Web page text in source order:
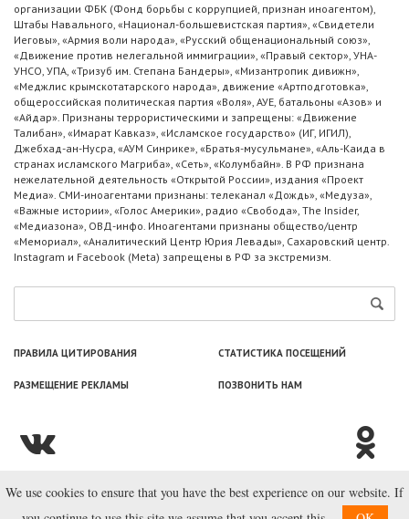
организации ФБК (Фонд борьбы с коррупцией, признан иноагентом),
Штабы Навального, «Национал-большевистская партия», «Свидетели
Иеговы», «Армия воли народа», «Русский общенациональный союз»,
«Движение против нелегальной иммиграции», «Правый сектор», УНА-
УНСО, УПА, «Тризуб им. Степана Бандеры», «Мизантропик дивижн»,
«Меджлис крымскотатарского народа», движение «Артподготовка»,
общероссийская политическая партия «Воля», АУЕ, батальоны «Азов» и
«Айдар». Признаны террористическими и запрещены: «Движение
Талибан», «Имарат Кавказ», «Исламское государство» (ИГ, ИГИЛ),
Джебхад-ан-Нусра, «АУМ Синрике», «Братья-мусульмане», «Аль-Каида в
странах исламского Магриба», «Сеть», «Колумбайн». В РФ признана
нежелательной деятельность «Открытой России», издания «Проект
Медиа». СМИ-иноагентами признаны: телеканал «Дождь», «Медуза»,
«Важные истории», «Голос Америки», радио «Свобода», The Insider,
«Медиазона», ОВД-инфо. Иноагентами признаны общество/центр
«Мемориал», «Аналитический Центр Юрия Левады», Сахаровский центр.
Instagram и Facebook (Metа) запрещены в РФ за экстремизм.
ПРАВИЛА ЦИТИРОВАНИЯ СТАТИСТИКА ПОСЕЩЕНИЙ
РАЗМЕЩЕНИЕ РЕКЛАМЫ ПОЗВОНИТЬ НАМ
© ООО «Лаборатория Новоcтей», 2003—2026.
We use cookies to ensure that you have the best experience on our website. If